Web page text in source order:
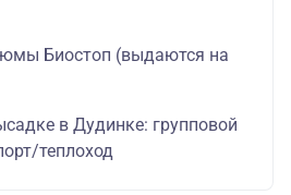
Биостоп (выдаются на
в Дудинке: групповой
теплоход